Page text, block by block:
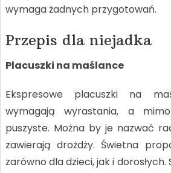
wymaga żadnych przygotowań.
Przepis dla niejadka
Placuszki na maślance
Ekspresowe placuszki na
wymagają wyrastania, a
puszyste. Można by je nazwać
zawierają drożdży. Świetna
zarówno dla dzieci, jak i